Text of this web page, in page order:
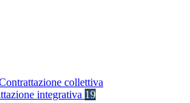
collettiva
integrativa 19